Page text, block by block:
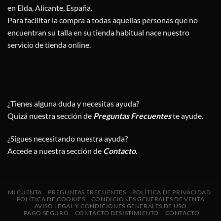
página
de
en Elda, Alicante, España.
Para facilitar la compra a todas aquellas personas que no
encuentran su talla en su tienda habitual nace nuestro
servicio de tienda online.
¿Tienes alguna duda y necesitas ayuda?
Quizá nuestra sección de Preguntas Frecuenteste ayude.
¿Sigues necesitando nuestra ayuda?
Accede a nuestra sección de Contacto.
MI CUENTA PREGUNTAS FRECUENTES
POLÍTICA DE PRIVACIDAD
POLÍTICA DE COOKIES
CONDICIONES GENERALES DE VENTA
AVISO LEGAL Y CONDICIONES GENERALES DE USO
PAGO SEGURO
CONTACTO DESISTIMIENTO CONTACTO